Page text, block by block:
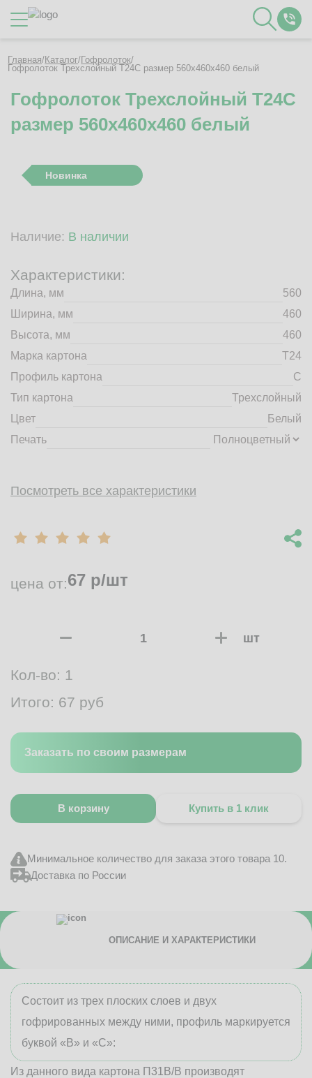
О Компании
Контакты
Полезное
Вакансии
Гофротара с печатью
Рассчитать стоимость упаковки
Пн-Пт 8:00 - 17:00
+7 (4832) 71-44-42
г. Брянск, Белобережская улица, 1А
© 2014 - 2026 | ООО ТД "Брянский картон" Все права защищены,
материалов с сайта строго запрещено.
Главная/Каталог/Гофролоток/
Гофролоток Трехслойный Т24C размер 560x460x460 белый
Гофролоток Трехслойный Т24C
размер 560x460x460 белый
Новинка
Наличие: В наличии
Характеристики:
Длина, мм
560
Ширина, мм
460
Высота, мм
460
Марка картона
Т24
Профиль картона
C
Тип картона
Трехслойный
Цвет
Белый
Печать
Посмотреть все характеристики
цена от:67 р/шт
шт
Кол-во: 1
Итого: 67 руб
Заказать по своим размерам
В корзину Купить в 1 клик
Минимальное количество для заказа этого товара 10.
Доставка по России
ОПИСАНИЕ И ХАРАКТЕРИСТИКИ
Состоит из трех плоских слоев и двух
гофрированных между ними, профиль маркируется
буквой «В» и «С»:
Из данного вида картона П31В/B производят